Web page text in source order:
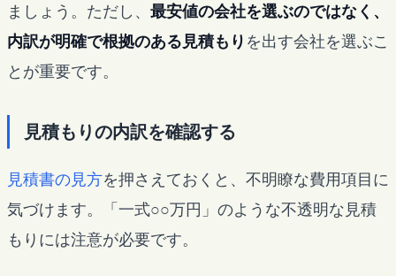
ましょう。ただし、 最安値の会社を選ぶのではなく、
内訳が明確で根拠のある見積もり を出す会社を選ぶこ
とが重要です。
見積もりの内訳を確認する
見積書の見方を押さえておくと、不明瞭な費用項目に
気づけます。「一式○○万円」のような不透明な見積
もりには注意が必要です。